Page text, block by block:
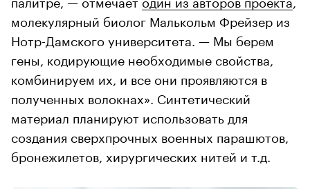
молекулярный биолог Малькольм Фрейзер из
Нотр-Дамского университета. — Мы берем
гены, кодирующие необходимые свойства,
комбинируем их, и все они проявляются в
полученных волокнах». Синтетический
материал планируют использовать для
создания сверхпрочных военных парашютов,
бронежилетов, хирургических нитей и т.д.